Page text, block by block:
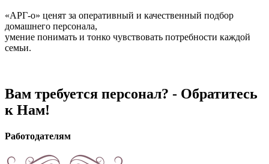
«АРГ-о» ценят за оперативный и качественный подбор
домашнего персонала,
умение понимать и тонко чувствовать потребности каждой
семьи.
Вам требуется персонал? - Обратитесь
к Нам!
Работодателям